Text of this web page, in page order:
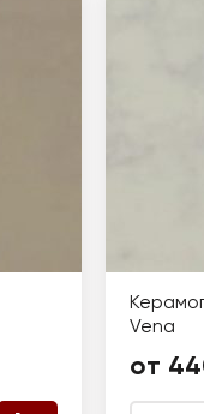
Vena
от